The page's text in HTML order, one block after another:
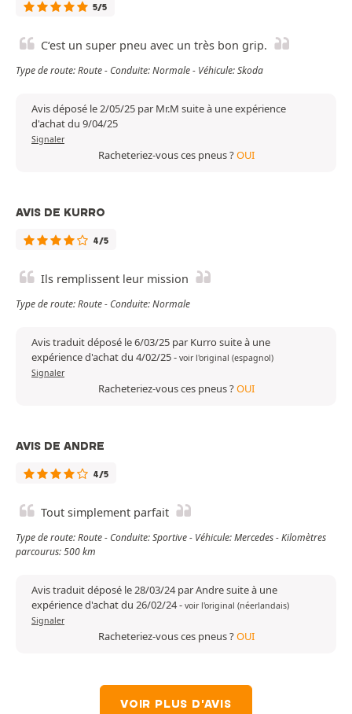
5/5
C‘est un super pneu avec un très bon grip.
Type de route: Route - Conduite: Normale - Véhicule: Skoda
Avis déposé le 2/05/25 par Mr.M suite à une expérience
d'achat du 9/04/25
Signaler
Racheteriez-vous ces pneus ?OUI
AVIS DE KURRO
4/5
Ils remplissent leur mission
Type de route: Route - Conduite: Normale
Avis traduit déposé le 6/03/25 par Kurro suite à une
expérience d'achat du 4/02/25- voir l'original (espagnol)
Signaler
Racheteriez-vous ces pneus ?OUI
AVIS DE ANDRE
4/5
Tout simplement parfait
Type de route: Route - Conduite: Sportive - Véhicule: Mercedes - Kilomètres
parcourus: 500 km
Avis traduit déposé le 28/03/24 par Andre suite à une
expérience d'achat du 26/02/24- voir l'original (néerlandais)
Signaler
Racheteriez-vous ces pneus ?OUI
VOIR PLUS D'AVIS